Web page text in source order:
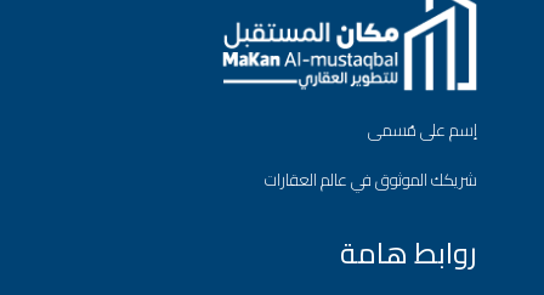
إسم على مُسمى
شريكك الموثوق في عالم العقارات
روابط هامة